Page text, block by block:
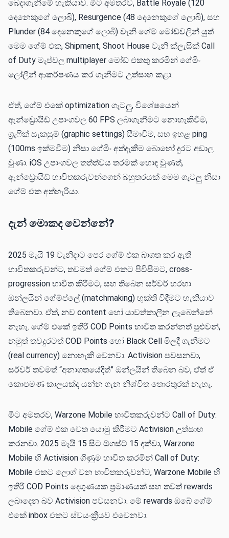
බෙදාගැනීමේ හැකියාව. මීට අමතරව, Battle Royale (120
දෙනෙකුගේ ලොබි), Resurgence (48 දෙනෙකුගේ ලොබි), සහ
Plunder (84 දෙනෙකුගේ ලොබි) වැනි ගේම් මෝඩ්වලින් යුත්
මෙම ගේම් එක, Shipment, Shoot House වැනි ක්ලැසික් Call
of Duty මැප්වල multiplayer මෝඩ් එකතු කරමින් ගේමිං
ලෝලීන් ආකර්ෂණය කර ගැනීමට උත්සාහ කළා.
ඒත්, ගේම් එකේ optimization ගැටලු, විශේෂයෙන්
ඇන්ඩ්‍රොයිඩ් උපාංගවල 60 FPS ලබාගැනීමට නොහැකිවීම,
ග්‍රැෆික් සැකසුම් (graphic settings) සීමාවීම, සහ ඉහළ ping
(100ms ඉක්මවීම) නිසා ගේමිං අත්දැකීම බොහෝ දුරට අඩාල
වුණා. iOS උපාංගවල තත්ත්වය තරමක් හොඳ වුණත්,
ඇන්ඩ්‍රොයිඩ් භාවිතකරුවන්ගෙන් බහුතරයක් මෙම ගැටලු නිසා
ගේම් එක අත්හැරියා.
දැන් මොකද වෙන්නේ?
2025 මැයි 19 වැනිදාට පෙර ගේම් එක බාගත කර ඇති
භාවිතකරුවන්ට, තවමත් ගේම් එකට පිවිසීමට, cross-
progression භාවිත කිරීමට, සහ තිබෙන සර්වර් හරහා
ඔන්ලයින් ගේම්ප්ලේ (matchmaking) භුක්ති විඳීමට හැකියාව
තිබෙනවා. ඒත්, නව content හෝ යාවත්කාලීන ලැබෙන්නේ
නැහැ. ගේම් එකේ ඉතිරි COD Points භාවිත කරන්නත් පුළුවන්,
නමුත් තවදුරටත් COD Points හෝ Black Cell මිලදී ගැනීමට
(real currency) නොහැකි වෙනවා. Activision පවසනවා,
සර්වර් තවමත් “අනාගතයේදීත්” ඔන්ලයින් තිබෙන බව, ඒත් ඒ
කොපමණ කාලයක්ද යන්න ගැන නිශ්චිත තොරතුරක් නැහැ.
මීට අමතරව, Warzone Mobile භාවිතකරුවන්ට Call of Duty:
Mobile ගේම් එක වෙත යොමු කිරීමට Activision උත්සාහ
කරනවා. 2025 මැයි 15 සිට ඕගස්ට් 15 දක්වා, Warzone
Mobile හි Activision ගිණුම භාවිත කරමින් Call of Duty:
Mobile එකට ලොග් වන භාවිතකරුවන්ට, Warzone Mobile හි
ඉතිරි COD Points දෙගුණයක ප්‍රමාණයක් සහ තවත් rewards
ලබාදෙන බව Activision පවසනවා. මේ rewards ඔබේ ගේම්
එකේ inbox එකට ස්වයංක්‍රීයව එවෙනවා.